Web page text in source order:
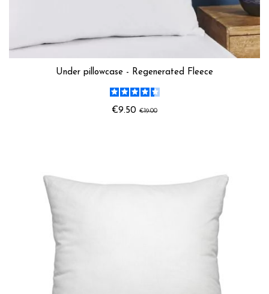
Under pillowcase - Regenerated Fleece
€9.50 €19.00